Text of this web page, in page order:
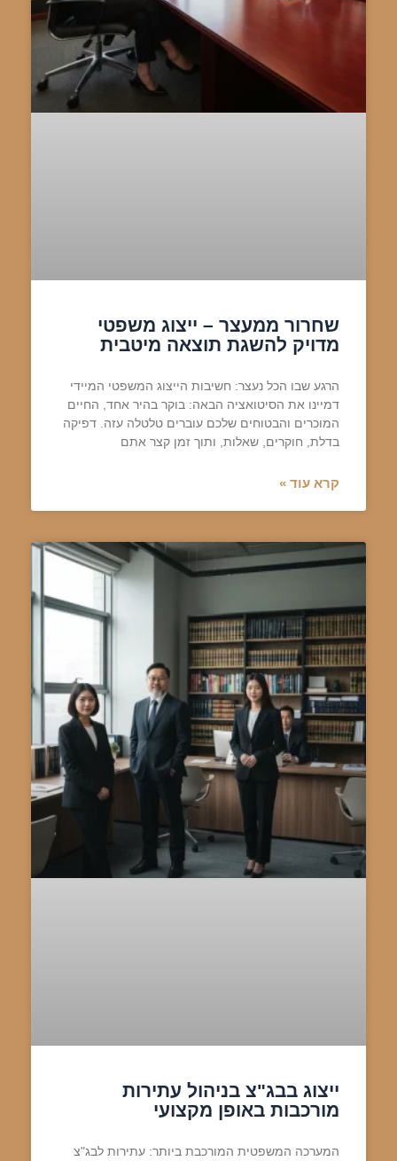
שחרור ממעצר – ייצוג משפטי
מדויק להשגת תוצאה מיטבית
הרגע שבו הכל נעצר: חשיבות הייצוג המשפטי המיידי
דמיינו את הסיטואציה הבאה: בוקר בהיר אחד, החיים
המוכרים והבטוחים שלכם עוברים טלטלה עזה. דפיקה
בדלת, חוקרים, שאלות, ותוך זמן קצר אתם
קרא עוד »
ייצוג בבג"צ בניהול עתירות
מורכבות באופן מקצועי
המערכה המשפטית המורכבת ביותר: עתירות לבג"צ